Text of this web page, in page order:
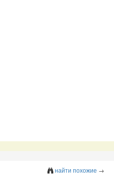
найти похожие →